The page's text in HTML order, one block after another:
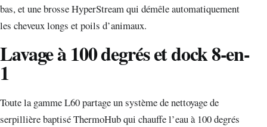
bas, et une brosse HyperStream qui démêle automatiquement
les cheveux longs et poils d’animaux.
Lavage à 100 degrés et dock 8-en-
1
Toute la gamme L60 partage un système de nettoyage de
serpillière baptisé ThermoHub qui chauffe l’eau à 100 degrés